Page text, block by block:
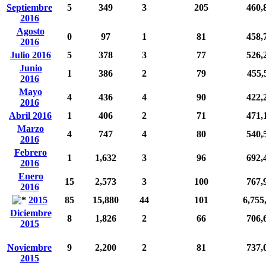
Septiembre
2016
5 349 3 205
Agosto
2016
0 97 1 81
Julio 2016
5 378 3 77
Junio
2016
1 386 2 79
Mayo
2016
4 436 4 90
Abril 2016
1 406 2 71
Marzo
2016
4 747 4 80
Febrero
2016
1 1,632 3 96
Enero
2016
15 2,573 3 100
2015
85 15,880 44 101
Diciembre
2015
8 1,826 2 66
Noviembre
2015
9 2,200 2 81